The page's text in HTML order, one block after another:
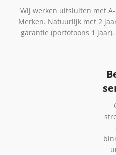
Wij werken uitsluiten met A-
Merken. Natuurlijk met 2
garantie (portofoons 1 jaar).